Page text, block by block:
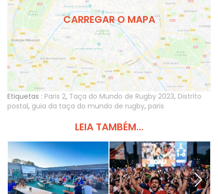
CARREGAR O MAPA
Etiquetas : Paris 2, Taça do Mundo de Rugby 2023, Distrito
postal, guia da taça do mundo de rugby, paris
LEIA TAMBÉM...